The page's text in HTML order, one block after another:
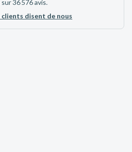
36 576 avis.
clients disent de nous